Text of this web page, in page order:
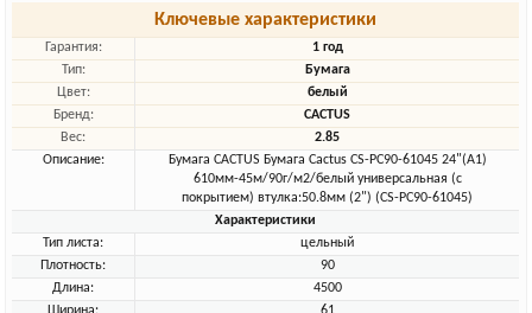
Ключевые характеристики
Гарантия:
1 год
Тип:
Бумага
Цвет:
белый
Бренд:
CACTUS
Вес:
2.85
Описание:
Бумага CACTUS Бумага Cactus CS-PC90-61045 24"(A1)
610мм-45м/90г/м2/белый универсальная (с
покрытием) втулка:50.8мм (2") (CS-PC90-61045)
Характеристики
Тип листа:
цельный
Плотность:
90
Длина:
4500